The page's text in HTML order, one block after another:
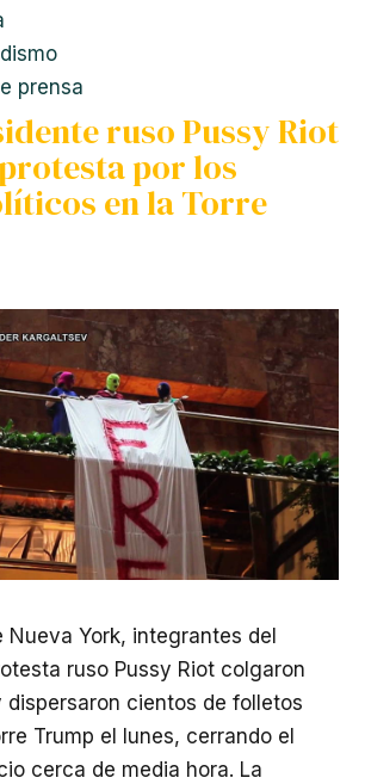
prensa
ruso Pussy Riot
por los
en la Torre
Nueva York, integrantes del
ruso Pussy Riot colgaron
dispersaron cientos de folletos
Trump el lunes, cerrando el
cerca de media hora. La